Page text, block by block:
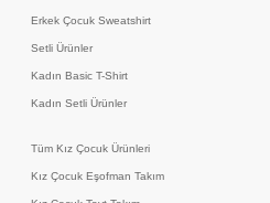
Erkek Çocuk Sweatshirt
Setli Ürünler
Kadın Basic T-Shirt
Kadın Setli Ürünler
Tüm Kız Çocuk Ürünleri
Kız Çocuk Eşofman Takım